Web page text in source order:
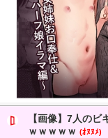
【画像】7人の
ｗｗｗｗｗ (ｵﾇﾇﾒ)